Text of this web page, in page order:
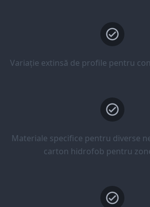
Variație extinsă de profile pentru
Materiale specifice pentru diverse
carton hidrofob pentru